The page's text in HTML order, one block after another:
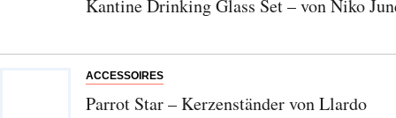
Kantine Drinking Glass Set – von Niko
ACCESSOIRES
Parrot Star – Kerzenständer von Llardo